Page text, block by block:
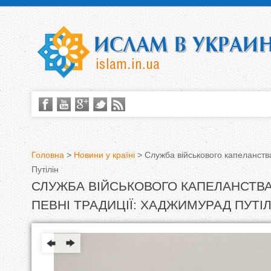
В
и
є
Головна > Новини у країні > Служба військового
Путілін
СЛУЖБА ВІЙСЬКОВОГО
ПЕВНІ ТРАДИЦІЇ: ХАДЖИМУРАД